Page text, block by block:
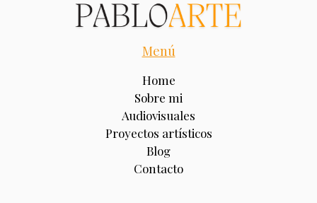
Menú
Home
Sobre mi
Audiovisuales
Proyectos artísticos
Blog
Contacto